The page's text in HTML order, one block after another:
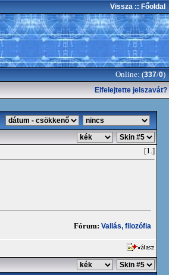
Vissza :: Főoldal
Online: (337/0)
Elfelejtette jelszavát?
[1.]
Fórum: Vallás, filozófia